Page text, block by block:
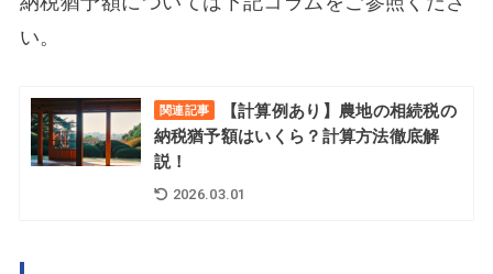
い。
関連記事
【計算例あり】農地の相続税の
納税猶予額はいくら？計算方法徹底解
説！
2026.03.01